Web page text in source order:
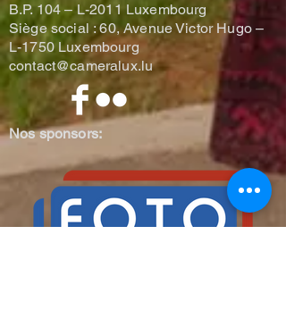
B.P. 104 –L-2011 Luxembourg
Siège social : 60, Avenue Victor Hugo –
L-1750 Luxembourg
contact@cameralux.lu
Nos sponsors: